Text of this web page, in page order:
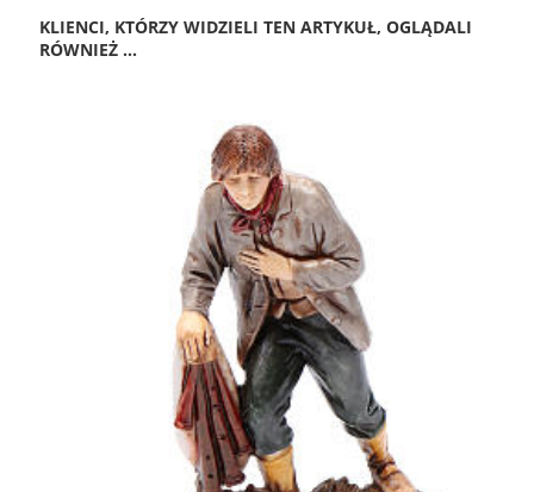
KLIENCI, KTÓRZY WIDZIELI TEN ARTYKUŁ, OGLĄDALI
RÓWNIEŻ ...